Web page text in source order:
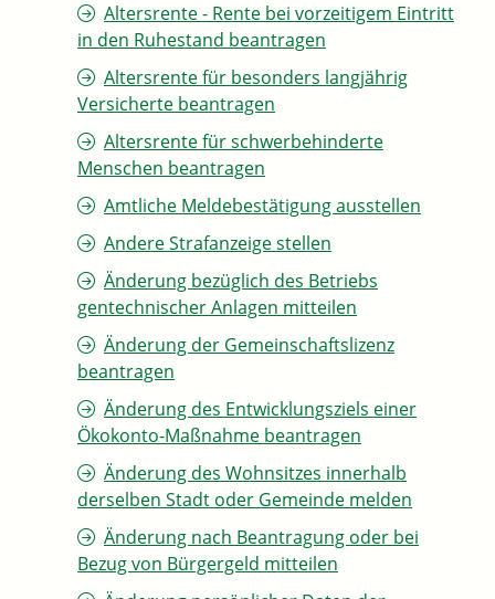
Altersrente - Rente bei vorzeitigem Eintritt
in den Ruhestand beantragen
Altersrente für besonders langjährig
Versicherte beantragen
Altersrente für schwerbehinderte
Menschen beantragen
Amtliche Meldebestätigung ausstellen
Andere Strafanzeige stellen
Änderung bezüglich des Betriebs
gentechnischer Anlagen mitteilen
Änderung der Gemeinschaftslizenz
beantragen
Änderung des Entwicklungsziels einer
Ökokonto-Maßnahme beantragen
Änderung des Wohnsitzes innerhalb
derselben Stadt oder Gemeinde melden
Änderung nach Beantragung oder bei
Bezug von Bürgergeld mitteilen